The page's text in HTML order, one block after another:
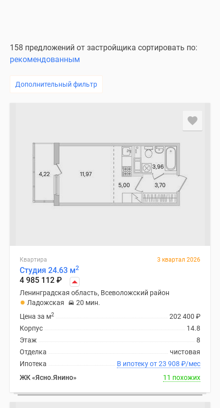
158 предложений от застройщика сортировать по:
рекомендованным
Дополнительный фильтр
Квартира 3 квартал 2026
Студия 24.63 м2
4 985 112 ₽
Ленинградская область, Всеволожский район
Ладожская
20 мин.
202 400 ₽
Цена за м2
14.8
Корпус
8
Этаж
чистовая
Отделка
В ипотеку от 23 908 ₽/мес
Ипотека
ЖК «Ясно.Янино»
11 похожих